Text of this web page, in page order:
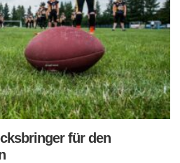
für den